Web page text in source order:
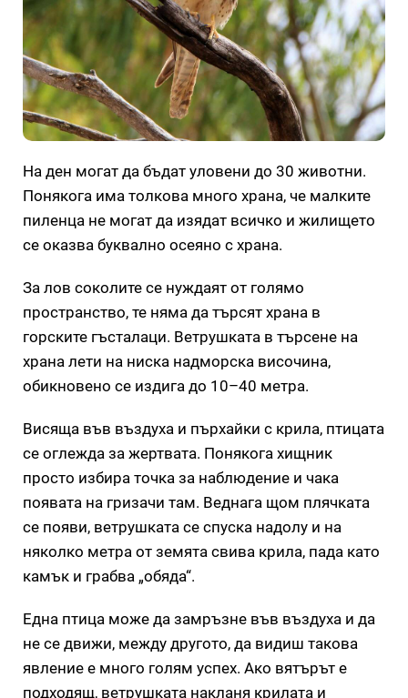
На ден могат да бъдат уловени до 30 животни.
Понякога има толкова много храна, че малките
пиленца не могат да изядат всичко и жилището
се оказва буквално осеяно с храна.
За лов соколите се нуждаят от голямо
пространство, те няма да търсят храна в
горските гъсталаци. Ветрушката в търсене на
храна лети на ниска надморска височина,
обикновено се издига до 10–40 метра.
Висяща във въздуха и пърхайки с крила, птицата
се оглежда за жертвата. Понякога хищник
просто избира точка за наблюдение и чака
появата на гризачи там. Веднага щом плячката
се появи, ветрушката се спуска надолу и на
няколко метра от земята свива крила, пада като
камък и грабва „обяда“.
Една птица може да замръзне във въздуха и да
не се движи, между другото, да видиш такова
явление е много голям успех. Ако вятърът е
подходящ, ветрушката накланя крилата и